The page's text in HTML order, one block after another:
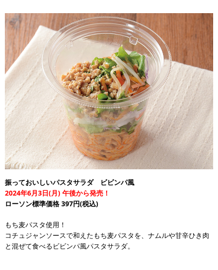
振っておいしいパスタサラダ ビビンパ風
2024年6月3日(月) 午後から発売！
ローソン標準価格 397円(税込)
もち麦パスタ使用！
コチュジャンソースで和えたもち麦パスタを、ナムルや甘辛ひき肉
と混ぜて食べるビビンパ風パスタサラダ。